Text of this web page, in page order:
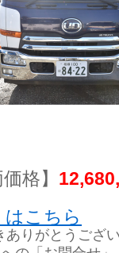
格】
こちら
ありがとうござ